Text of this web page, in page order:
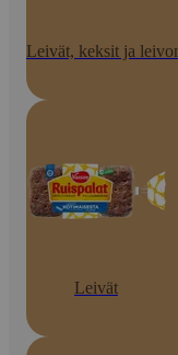
Leivät, keksit ja
Leivät